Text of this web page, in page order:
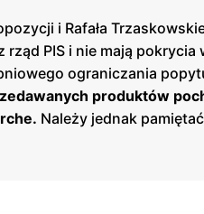
i Rafała
PIS i nie mają pokrycia
ograniczania
produktów
Należy jednak